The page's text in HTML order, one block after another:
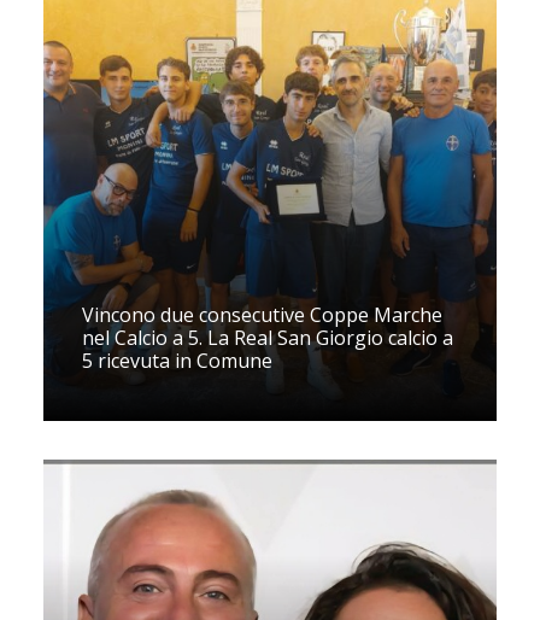
Vincono due consecutive Coppe Marche
nel Calcio a 5. La Real San Giorgio calcio a
5 ricevuta in Comune